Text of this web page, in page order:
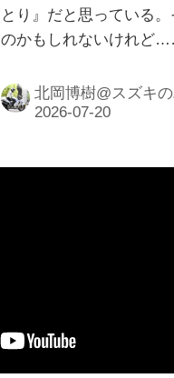
とり』だと思っている
のかもしれないけれど
話。実話です。
北岡博樹@スズキの